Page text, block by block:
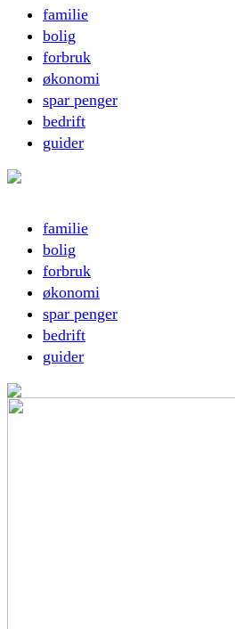
familie
bolig
forbruk
økonomi
spar penger
bedrift
guider
familie
bolig
forbruk
økonomi
spar penger
bedrift
guider